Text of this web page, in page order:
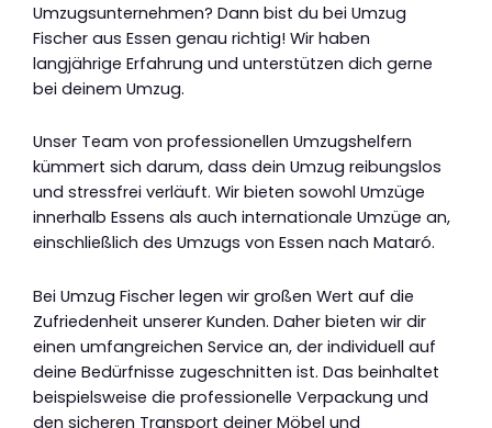
Umzugsunternehmen? Dann bist du bei Umzug
Fischer aus Essen genau richtig! Wir haben
langjährige Erfahrung und unterstützen dich gerne
bei deinem Umzug.
Unser Team von professionellen Umzugshelfern
kümmert sich darum, dass dein Umzug reibungslos
und stressfrei verläuft. Wir bieten sowohl Umzüge
innerhalb Essens als auch internationale Umzüge an,
einschließlich des Umzugs von Essen nach Mataró.
Bei Umzug Fischer legen wir großen Wert auf die
Zufriedenheit unserer Kunden. Daher bieten wir dir
einen umfangreichen Service an, der individuell auf
deine Bedürfnisse zugeschnitten ist. Das beinhaltet
beispielsweise die professionelle Verpackung und
den sicheren Transport deiner Möbel und